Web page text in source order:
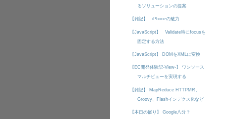
るソリューションの提案
【雑記】 iPhoneの魅力
【JavaScript】 Validate時にfocusを
固定する方法
【JavaScript】 DOMをXMLに変換
【EC開発体験記-View-】 ワンソース
マルチビューを実現する
【雑記】 MapReduce HTTPMR、
Groovy、Flashインデクス化など
【本日の嵌り】 Google八分？